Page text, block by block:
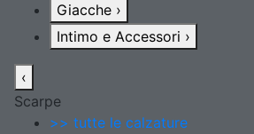
Giacche ›
Intimo e Accessori ›
‹
Scarpe
>> tutte le calzature